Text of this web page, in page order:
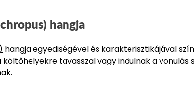
hangja
hangja egyediségével és karakterisztikájával
tavasszal vagy indulnak a vonulás